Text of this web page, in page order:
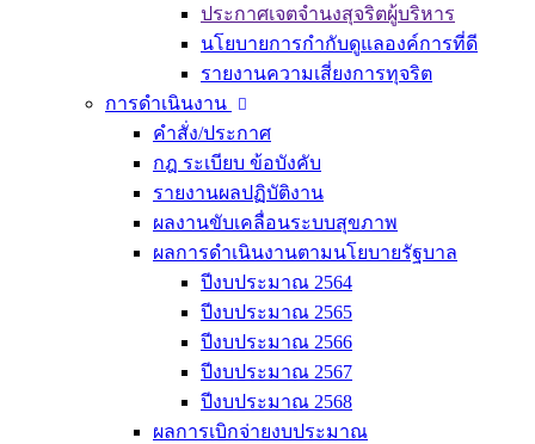
ประกาศเจตจำนงสุจริตผู้บริหาร
นโยบายการกำกับดูแลองค์การที่ดี
รายงานความเสี่ยงการทุจริต
การดำเนินงาน
คำสั่ง/ประกาศ
กฎ ระเบียบ ข้อบังคับ
รายงานผลปฏิบัติงาน
ผลงานขับเคลื่อนระบบสุขภาพ
ผลการดำเนินงานตามนโยบายรัฐบาล
ปีงบประมาณ 2564
ปีงบประมาณ 2565
ปีงบประมาณ 2566
ปีงบประมาณ 2567
ปีงบประมาณ 2568
ผลการเบิกจ่ายงบประมาณ